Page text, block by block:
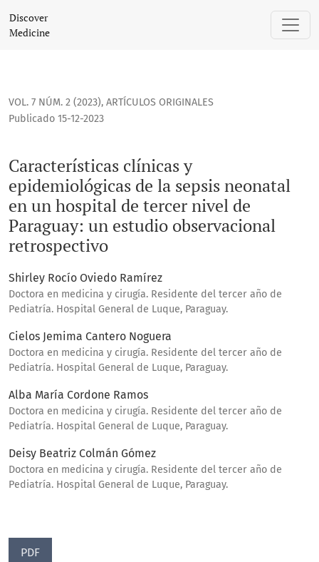
Características clínicas y epidemiológicas de la sepsis
Discover
Medicine
VOL. 7 NÚM. 2 (2023), ARTÍCULOS ORIGINALES
Características clínicas y
epidemiológicas de la sepsis neonatal
en un hospital de tercer nivel de
Paraguay: un estudio observacional
retrospectivo
Publicado 15-12-2023
Shirley Rocío Oviedo Ramírez
Doctora en medicina y cirugía. Residente del tercer año de
Pediatría. Hospital General de Luque, Paraguay.
Cielos Jemima Cantero Noguera
Doctora en medicina y cirugía. Residente del tercer año de
Pediatría. Hospital General de Luque, Paraguay.
Alba María Cordone Ramos
Doctora en medicina y cirugía. Residente del tercer año de
Pediatría. Hospital General de Luque, Paraguay.
Deisy Beatriz Colmán Gómez
Doctora en medicina y cirugía. Residente del tercer año de
Pediatría. Hospital General de Luque, Paraguay.
PDF